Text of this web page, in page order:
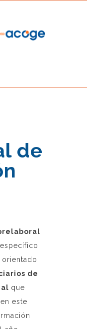
de
específico
, orientado
de
que
este